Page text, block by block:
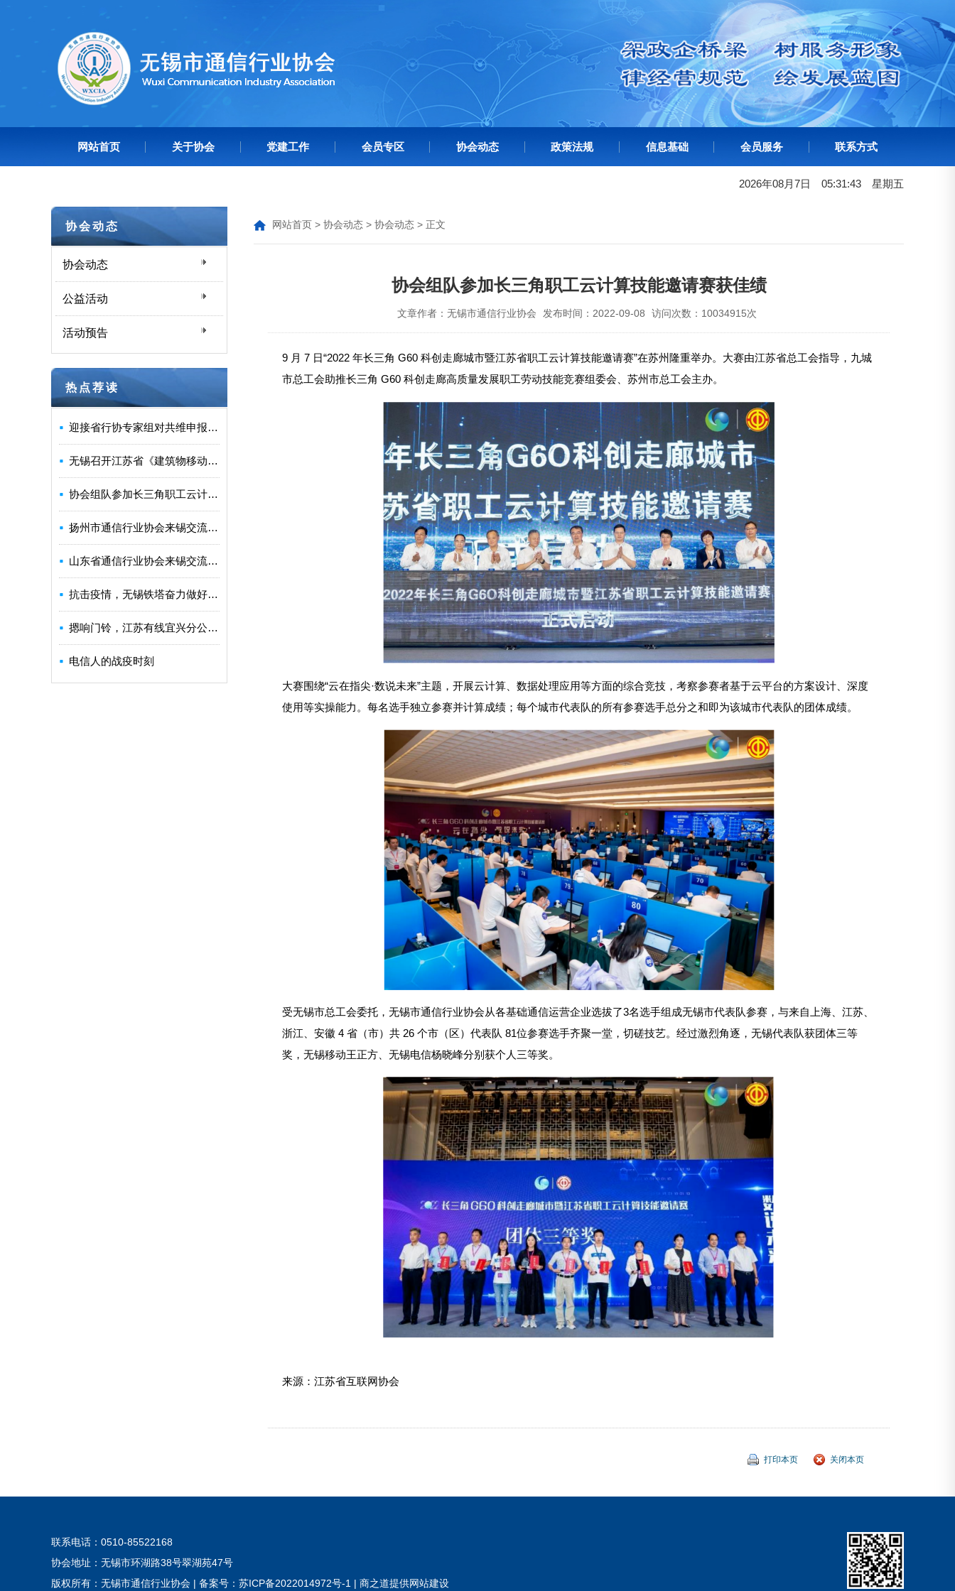
网站首页 关于协会 党建工作 会员专区 协会动态 政策法规 信息基础 会员服务 联系方式
2026年08月7日 05:31:44 星期五
协会动态
协会动态
公益活动
活动预告
热点荐读
迎接省行协专家组对共维申报“省优”机房进行检查、评估
无锡召开江苏省《建筑物移动通信基础设施建设标准》宣贯座谈会
协会组队参加长三角职工云计算技能邀请赛获佳绩
扬州市通信行业协会来锡交流协会建设发展经验
山东省通信行业协会来锡交流共建共维工作经验
抗击疫情，无锡铁塔奋力做好通信保障
摁响门铃，江苏有线宜兴分公司闻令而动
电信人的战疫时刻
网站首页 > 协会动态 > 协会动态 > 正文
协会组队参加长三角职工云计算技能邀请赛获佳绩
文章作者：无锡市通信行业协会 发布时间：2022-09-08 访问次数：10034915次
9 月 7 日“2022 年长三角 G60 科创走廊城市暨江苏省职工云计算技能邀请赛”在苏州隆重举办。大赛由江苏省总工会指导，九城
市总工会助推长三角 G60 科创走廊高质量发展职工劳动技能竞赛组委会、苏州市总工会主办。
大赛围绕“云在指尖·数说未来”主题，开展云计算、数据处理应用等方面的综合竞技，考察参赛者基于云平台的方案设计、深度
使用等实操能力。每名选手独立参赛并计算成绩；每个城市代表队的所有参赛选手总分之和即为该城市代表队的团体成绩。
受无锡市总工会委托，无锡市通信行业协会从各基础通信运营企业选拔了3名选手组成无锡市代表队参赛，与来自上海、江苏、
浙江、安徽 4 省（市）共 26 个市（区）代表队 81位参赛选手齐聚一堂，切磋技艺。经过激烈角逐，无锡代表队获团体三等
奖，无锡移动王正方、无锡电信杨晓峰分别获个人三等奖。
来源：江苏省互联网协会
打印本页 关闭本页
联系电话：0510-85522168
协会地址：无锡市环湖路38号翠湖苑47号
版权所有：无锡市通信行业协会 | 备案号： 苏ICP备2022014972号-1 | 商之道提供网站建设